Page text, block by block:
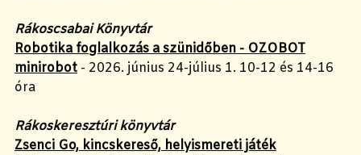
Rákoscsabai Könyvtár
Robotika foglalkozás a szünidőben - OZOBOT
minirobot - 2026. június 24-július 1. 10-12 és 14-16
óra
Rákoskeresztúri könyvtár
Zsenci Go, kincskereső, helyismereti játék